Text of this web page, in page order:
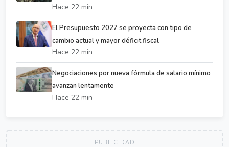
Hace 22 min
El Presupuesto 2027 se proyecta con tipo de
cambio actual y mayor déficit fiscal
Hace 22 min
Negociaciones por nueva fórmula de salario mínimo
avanzan lentamente
Hace 22 min
PUBLICIDAD